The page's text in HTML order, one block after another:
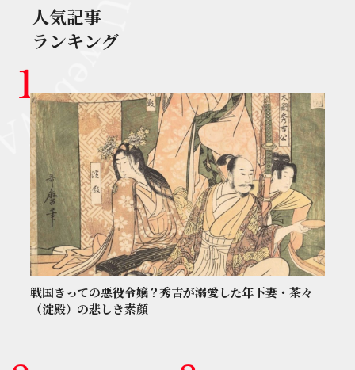
人気記事
ランキング
戦国きっての悪役令嬢？秀吉が溺愛した年下妻・茶々
（淀殿）の悲しき素顔